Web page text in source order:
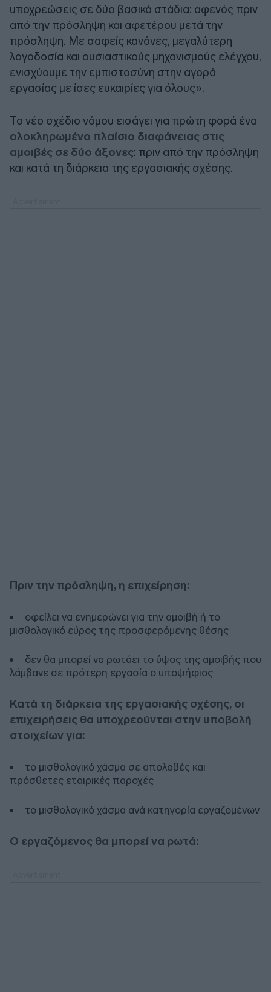
υποχρεώσεις σε δύο βασικά στάδια: αφενός πριν
από την πρόσληψη και αφετέρου μετά την
πρόσληψη. Με σαφείς κανόνες, μεγαλύτερη
λογοδοσία και ουσιαστικούς μηχανισμούς ελέγχου,
ενισχύουμε την εμπιστοσύνη στην αγορά
εργασίας με ίσες ευκαιρίες για όλους».
Το νέο σχέδιο νόμου εισάγει για πρώτη φορά ένα
ολοκληρωμένο πλαίσιο διαφάνειας στις
αμοιβές σε δύο άξονες: πριν από την πρόσληψη
και κατά τη διάρκεια της εργασιακής σχέσης.
Πριν την πρόσληψη, η επιχείρηση:
οφείλει να ενημερώνει για την αμοιβή ή το
μισθολογικό εύρος της προσφερόμενης θέσης
δεν θα μπορεί να ρωτάει το ύψος της αμοιβής που
λάμβανε σε πρότερη εργασία ο υποψήφιος
Κατά τη διάρκεια της εργασιακής σχέσης, οι
επιχειρήσεις θα υποχρεούνται στην υποβολή
στοιχείων για:
το μισθολογικό χάσμα σε απολαβές και
πρόσθετες εταιρικές παροχές
το μισθολογικό χάσμα ανά κατηγορία εργαζομένων
Ο εργαζόμενος θα μπορεί να ρωτά: